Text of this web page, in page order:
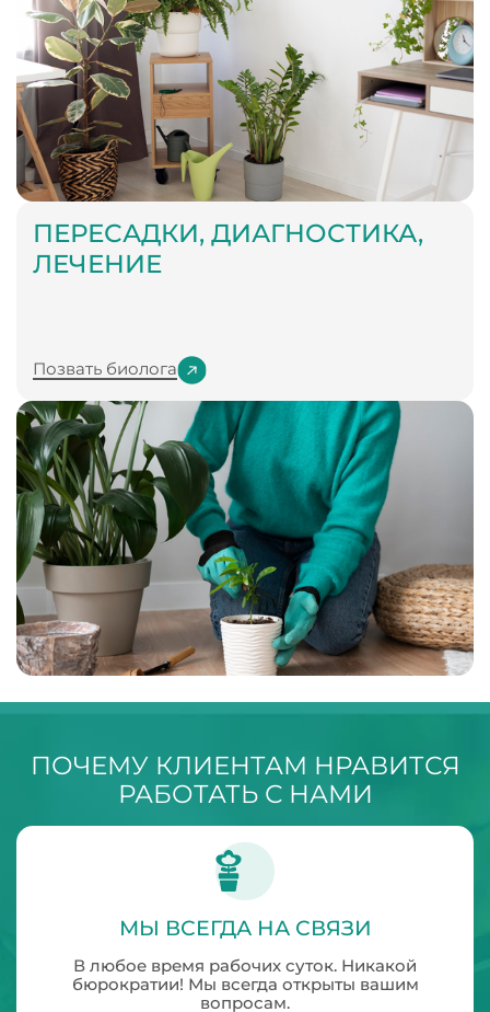
ПЕРЕСАДКИ, ДИАГНОСТИКА,
ЛЕЧЕНИЕ
Позвать биолога
ПОЧЕМУ КЛИЕНТАМ НРАВИТСЯ
РАБОТАТЬ С НАМИ
МЫ ВСЕГДА НА СВЯЗИ
В любое время рабочих суток. Никакой
бюрократии! Мы всегда открыты вашим
вопросам.